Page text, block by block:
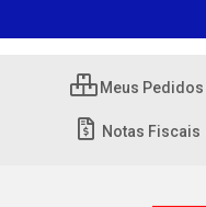
Meus Pedidos
Notas Fiscais